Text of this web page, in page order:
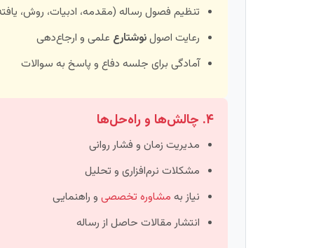
تنظیم فصول رساله (مقدمه، ادبیات، روش،
رعایت اصولنوشتارع علمی و ارجاع‌دهی
آمادگی برای جلسه دفاع و پاسخ به سوالات
۴. چالش‌ها و راه‌حل‌ها
مدیریت زمان و فشار روانی
مشکلات نرم‌افزاری و تحلیل
نیاز به مشاوره تخصصی و راهنمایی
انتشار مقالات حاصل از رساله